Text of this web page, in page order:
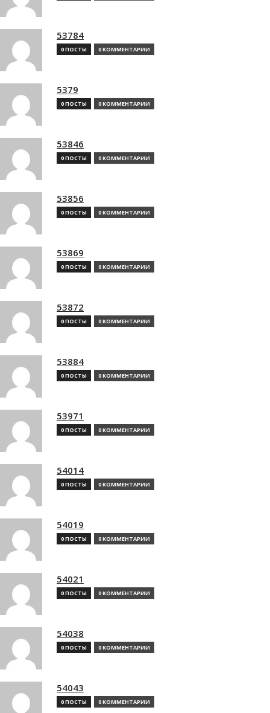
53784
0 ПОСТЫ 0 КОММЕНТАРИИ
5379
0 ПОСТЫ 0 КОММЕНТАРИИ
53846
0 ПОСТЫ 0 КОММЕНТАРИИ
53856
0 ПОСТЫ 0 КОММЕНТАРИИ
53869
0 ПОСТЫ 0 КОММЕНТАРИИ
53872
0 ПОСТЫ 0 КОММЕНТАРИИ
53884
0 ПОСТЫ 0 КОММЕНТАРИИ
53971
0 ПОСТЫ 0 КОММЕНТАРИИ
54014
0 ПОСТЫ 0 КОММЕНТАРИИ
54019
0 ПОСТЫ 0 КОММЕНТАРИИ
54021
0 ПОСТЫ 0 КОММЕНТАРИИ
54038
0 ПОСТЫ 0 КОММЕНТАРИИ
54043
0 ПОСТЫ 0 КОММЕНТАРИИ